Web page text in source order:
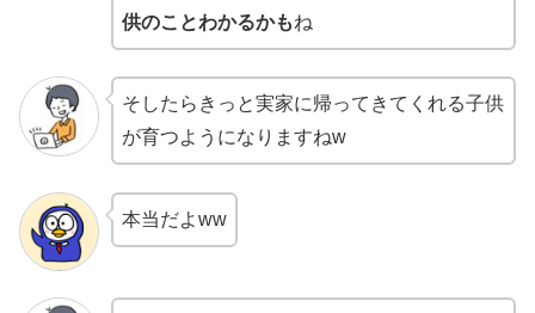
供のことわかるかもね
そしたらきっと実家に帰ってきてくれる子供
が育つようになりますねw
本当だよww